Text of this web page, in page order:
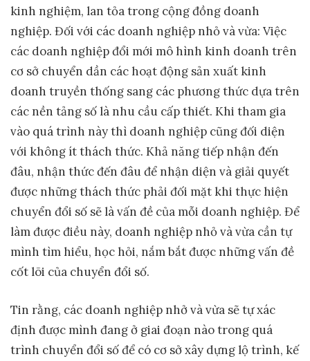
kinh nghiệm, lan tỏa trong cộng đồng doanh
nghiệp. Đối với các doanh nghiệp nhỏ và vừa: Việc
các doanh nghiệp đổi mới mô hình kinh doanh trên
cơ sở chuyển dần các hoạt động sản xuất kinh
doanh truyền thống sang các phương thức dựa trên
các nền tảng số là nhu cầu cấp thiết. Khi tham gia
vào quá trình này thì doanh nghiệp cũng đối diện
với không ít thách thức. Khả năng tiếp nhận đến
đâu, nhận thức đến đâu để nhận diện và giải quyết
được những thách thức phải đối mặt khi thực hiện
chuyển đổi số sẽ là vấn đề của mỗi doanh nghiệp. Để
làm được điều này, doanh nghiệp nhỏ và vừa cần tự
mình tìm hiểu, học hỏi, nắm bắt được những vấn đề
cốt lõi của chuyển đổi số.
Tin rằng, các doanh nghiệp nhở và vừa sẽ tự xác
định được mình đang ở giai đoạn nào trong quá
trình chuyển đổi số để có cơ sở xây dựng lộ trình, kế